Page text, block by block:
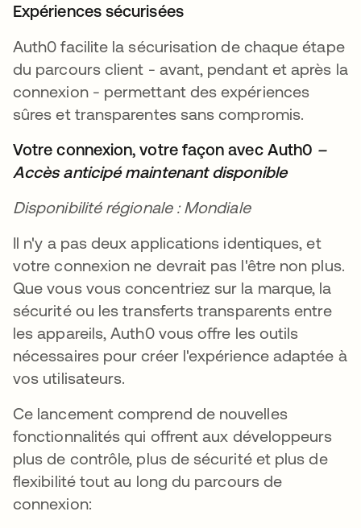
Expériences sécurisées
Auth0 facilite la sécurisation de chaque étape
du parcours client - avant, pendant et après la
connexion - permettant des expériences
sûres et transparentes sans compromis.
Votre connexion, votre façon avec Auth0 –
Accès anticipé maintenant disponible
Disponibilité régionale : Mondiale
Il n'y a pas deux applications identiques, et
votre connexion ne devrait pas l'être non plus.
Que vous vous concentriez sur la marque, la
sécurité ou les transferts transparents entre
les appareils, Auth0 vous offre les outils
nécessaires pour créer l'expérience adaptée à
vos utilisateurs.
Ce lancement comprend de nouvelles
fonctionnalités qui offrent aux développeurs
plus de contrôle, plus de sécurité et plus de
flexibilité tout au long du parcours de
connexion: